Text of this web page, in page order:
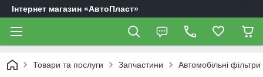
Інтернет магазин «АвтоПласт»
Товари та послуги Запчастини Автомобільні фільтри